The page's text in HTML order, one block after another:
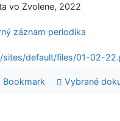
vo Zvolene, 2022
záznam periodika
default/files/01-02-
Bookmark Vybrané